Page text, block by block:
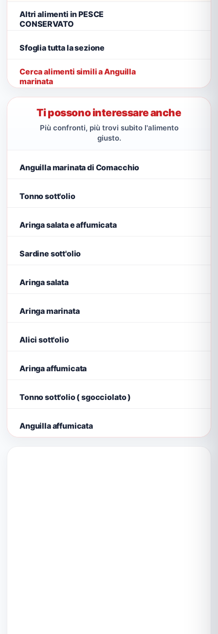
Altri alimenti in PESCE
CONSERVATO
Sfoglia tutta la sezione
Cerca alimenti simili a Anguilla
marinata
Ti possono interessare anche
Più confronti, più trovi subito l'alimento
giusto.
Anguilla marinata di Comacchio
Tonno sott'olio
Aringa salata e affumicata
Sardine sott'olio
Aringa salata
Aringa marinata
Alici sott'olio
Aringa affumicata
Tonno sott'olio ( sgocciolato )
Anguilla affumicata